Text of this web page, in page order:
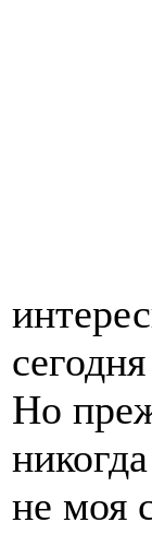
Но
не моя